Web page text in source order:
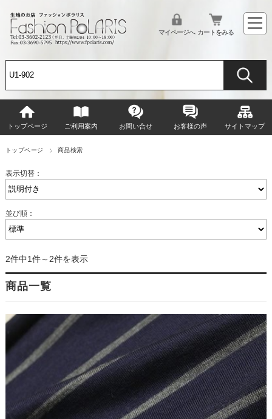
マイページへ カートをみる
トップページ ご利用案内 お問い合せ お客様の声 サイトマップ
トップページ 商品検索
表示切替：
並び順：
2件中1件～2件を表示
商品一覧